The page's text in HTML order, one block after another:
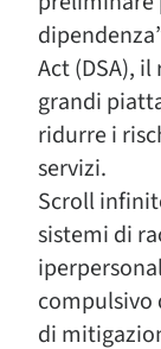
Act (DSA),
grandi
ridurre i
servizi.
Scroll
sistemi di
compulsivo
di